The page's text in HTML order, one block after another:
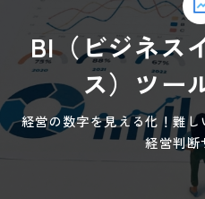
BI（ビジネス
ス）ツー
経営の数字を見える化！難
経営判断